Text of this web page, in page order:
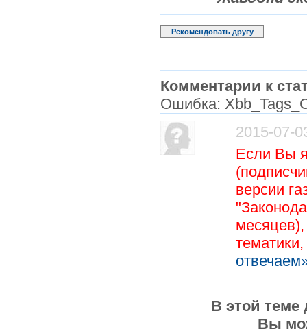
Рекомендовать другу
Комментарии к
Ошибка:
2015-07-
Если Вы
версии
В этой теме
Вы